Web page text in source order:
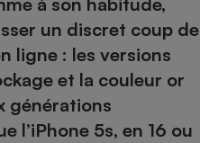
un discret coup de
ligne : les versions
et la couleur or
générations
l’iPhone 5s, en 16 ou
Sécurité - Hygiène
Assurance
Banque - Crédit
Epargne - Fiscalité
Circulation routière
Contrôle technique -
Pièce détachée
Moto
Supermarché - Drive
Comparatif
Comparatif plaque à
Comparatif casque audio
Comparatif barre de son
Crédit immobilier
Comparatif tondeuse
Comparatif poêle à
Maison de retraite